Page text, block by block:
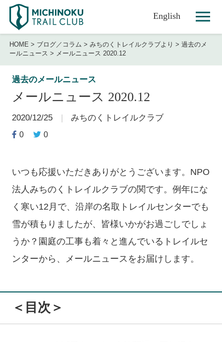
English
HOME > ブログ／コラム >みちのくトレイルクラブより >過去のメ
ールニュース > メールニュース 2020.12
過去のメールニュース
メールニュース 2020.12
2020/12/25 みちのくトレイルクラブ
0 0
いつも応援いただきありがとうございます。NPO
法人みちのくトレイルクラブの関です。例年にな
く寒い12月で、沿岸の名取トレイルセンターでも
雪が積もりましたが、皆様いかがお過ごしでしょ
うか？園庭の工事も着々と進んでいるトレイルセ
ンターから、メールニュースをお届けします。
＜目次＞